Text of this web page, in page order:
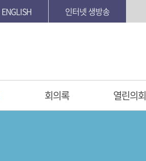
ENGLISH 인터넷 생방송
회의록 열린의회